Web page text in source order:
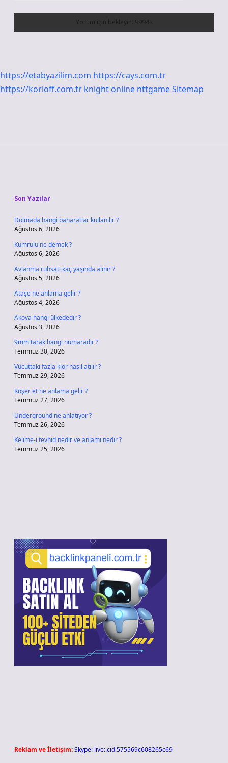
https://etabyazilim.com https://cays.com.tr
https://korloff.com.tr knight online nttgameSitemap
Son Yazılar
Dolmada hangi baharatlar kullanılır ?
Ağustos 6, 2026
Kumrulu ne demek ?
Ağustos 6, 2026
Avlanma ruhsatı kaç yaşında alınır ?
Ağustos 5, 2026
Ataşe ne anlama gelir ?
Ağustos 4, 2026
Akova hangi ülkededir ?
Ağustos 3, 2026
9mm tarak hangi numaradır ?
Temmuz 30, 2026
Vücuttaki fazla klor nasıl atılır ?
Temmuz 29, 2026
Koşer et ne anlama gelir ?
Temmuz 27, 2026
Underground ne anlatıyor ?
Temmuz 26, 2026
Kelime-i tevhid nedir ve anlamı nedir ?
Temmuz 25, 2026
Reklam ve İletişim:Skype: live:.cid.575569c608265c69